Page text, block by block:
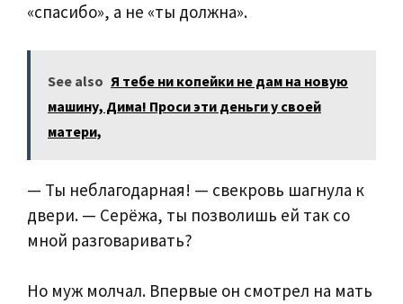
«спасибо», а не «ты должна».
See also Я тебе ни копейки не дам на новую
машину, Дима! Проси эти деньги у своей
матери,
— Ты неблагодарная! — свекровь шагнула к
двери. — Серёжа, ты позволишь ей так со
мной разговаривать?
Но муж молчал. Впервые он смотрел на мать